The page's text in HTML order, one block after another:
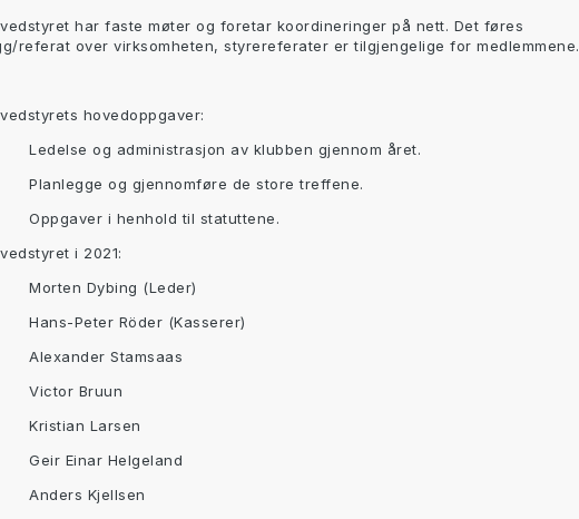
har faste møter og foretar koordineringer på nett. Det føres
referat over virksomheten, styrereferater er tilgjengelige for medlemmene.
hovedoppgaver:
og administrasjon av klubben gjennom året.
og gjennomføre de store treffene.
i henhold til statuttene.
i 2021:
Dybing (Leder)
Peter Röder (Kasserer)
Stamsaas
Bruun
Larsen
Einar Helgeland
Kjellsen